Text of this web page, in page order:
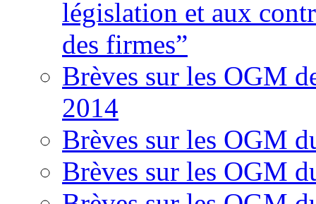
législation et aux
des firmes”
Brèves sur les OGM
2014
Brèves sur les OGM
Brèves sur les OGM